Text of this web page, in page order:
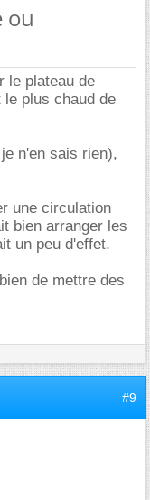
ou
le plateau de
plus chaud de
n'en sais rien),
une circulation
bien arranger les
un peu d'effet.
de mettre des
#9